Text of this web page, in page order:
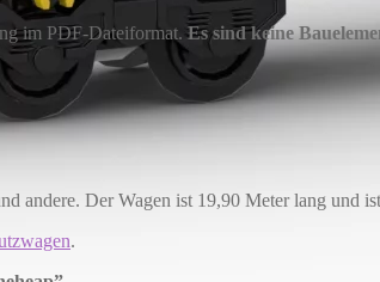
im PDF-Dateiformat.Es sind keine
andere. Der Wagen ist 19,90 Meter lang und
.